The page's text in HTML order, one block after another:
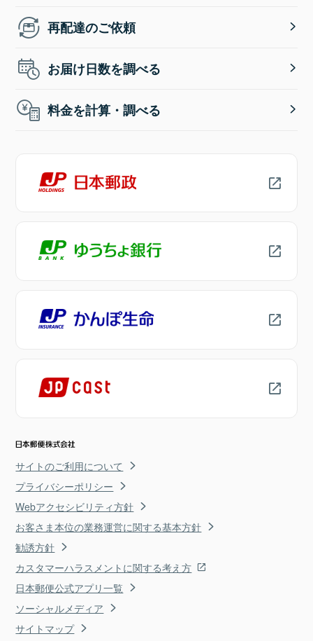
再配達のご依頼
お届け日数を調べる
料金を計算・調べる
サイトのご利用について
プライバシーポリシー
Webアクセシビリティ方針
お客さま本位の業務運営に関する基本方針
勧誘方針
カスタマーハラスメントに関する考え方
日本郵便公式アプリ一覧
ソーシャルメディア
サイトマップ